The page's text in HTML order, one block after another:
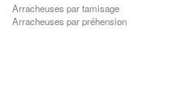
Arracheuses par tamisage
Arracheuses par préhension